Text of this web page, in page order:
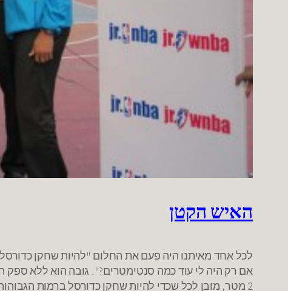
האיש הקטן
אם רק היה לי עוד כמה סנטימטרים?". גובה הוא ללא ספק
2 מטר, מובן לכל שכדי להיות שחקן כדורסל ברמות הגבוהות ביותר צריך בראש ובראשונה להיות גבוה.